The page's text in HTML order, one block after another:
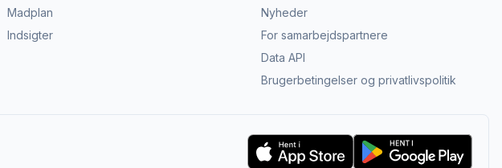
Madplan
Indsigter
Nyheder
For samarbejdspartnere
Data API
Brugerbetingelser og privatlivspolitik